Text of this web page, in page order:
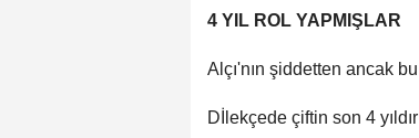
4 YIL ROL YAPMIŞLAR
Alçı'nın şiddetten ancak
Dİlekçede çiftin son 4